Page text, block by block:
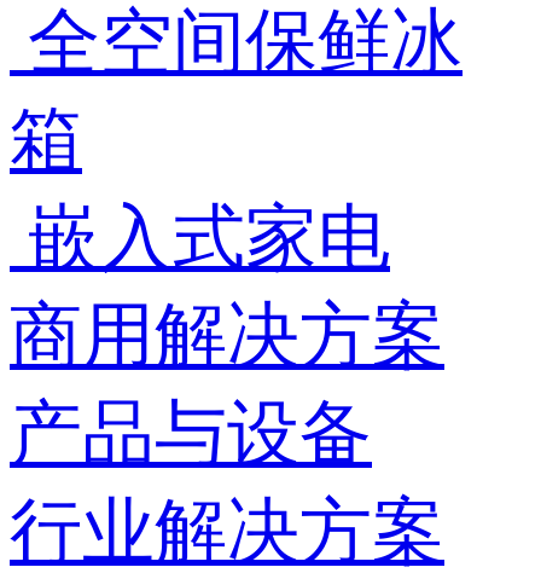
全空间保鲜冰
箱
嵌入式家电
商用解决方案
产品与设备
行业解决方案